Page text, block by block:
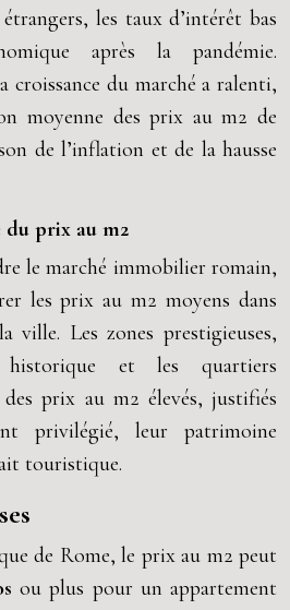
les taux d’intérêt bas
après la pandémie.
croissance du marché a ralenti,
moyenne des prix au m2 de
de l’inflation et de la hausse
prix au m2
le marché immobilier romain,
les prix au m2 moyens dans
ville. Les zones prestigieuses,
et les quartiers
prix au m2 élevés, justifiés
privilégié, leur patrimoine
touristique.
de Rome, le prix au m2 peut
ou plus pour un appartement